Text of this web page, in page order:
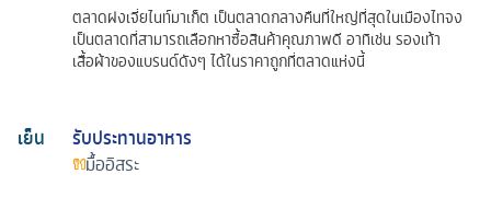
ตลาดฝงเจี่ยไนท์มาเก็ต เป็นตลาดกลางคืนที่ใหญ่ที่สุดในเมืองไทจง
เป็นตลาดที่สามารถเลือกหาซื้อสินค้าคุณภาพดี อาทิเช่น รองเท้า
เสื้อผ้าของแบรนด์ดังๆ ได้ในราคาถูกที่ตลาดแห่งนี้
เย็น
รับประทานอาหาร
มื้ออิสระ